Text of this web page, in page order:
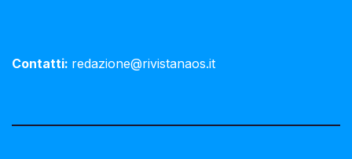
Contatti: redazione@rivistanaos.it